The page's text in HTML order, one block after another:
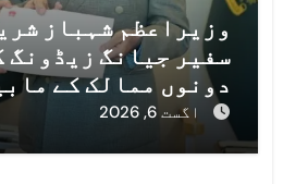
وزیراعظم شہباز
سفیر جیانگ زیڈونگ
دونوں ممالک کے
رابطوں اور سیاسی و
تبادلوں کی اہمیت
اگست 6, 2026